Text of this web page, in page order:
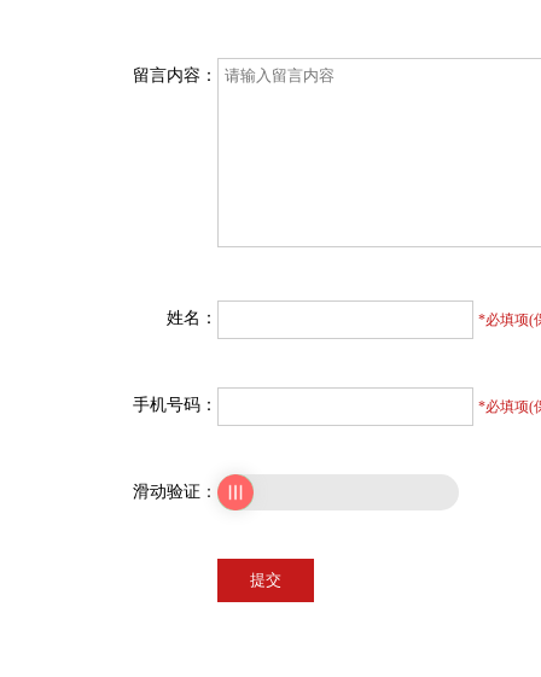
留言内容：
姓名： *必填项(
手机号码： *必填项(
滑动验证：